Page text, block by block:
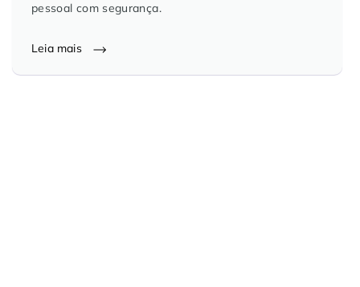
Gestão do Departamento Pessoal
Controle e Organização de Documentos Físicos
pessoal com segurança.
Leia mais